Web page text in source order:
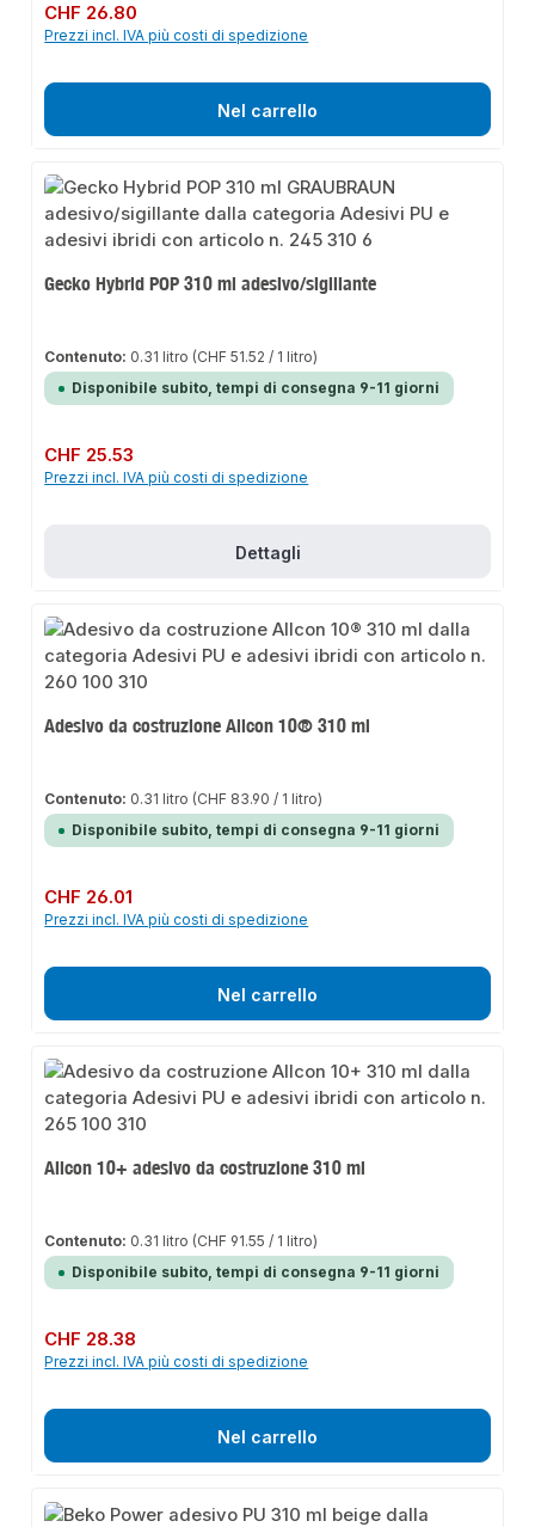
Prezzo normale:
CHF 26.80
Prezzi incl. IVA più costi di spedizione
Nel carrello
Gecko Hybrid POP 310 ml adesivo/sigillante
Contenuto: 0.31 litro (CHF 51.52 / 1 litro)
Disponibile subito, tempi di consegna 9-11 giorni
Prezzo normale:
CHF 25.53
Prezzi incl. IVA più costi di spedizione
Dettagli
Adesivo da costruzione Allcon 10® 310 ml
Contenuto: 0.31 litro (CHF 83.90 / 1 litro)
Disponibile subito, tempi di consegna 9-11 giorni
Prezzo normale:
CHF 26.01
Prezzi incl. IVA più costi di spedizione
Nel carrello
Allcon 10+ adesivo da costruzione 310 ml
Contenuto: 0.31 litro (CHF 91.55 / 1 litro)
Disponibile subito, tempi di consegna 9-11 giorni
Prezzo normale:
CHF 28.38
Prezzi incl. IVA più costi di spedizione
Nel carrello